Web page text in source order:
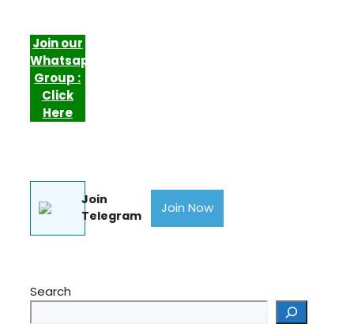
Join our
Whatsapp
Group :
Click
Here
Join
Telegram
Join Now
Search